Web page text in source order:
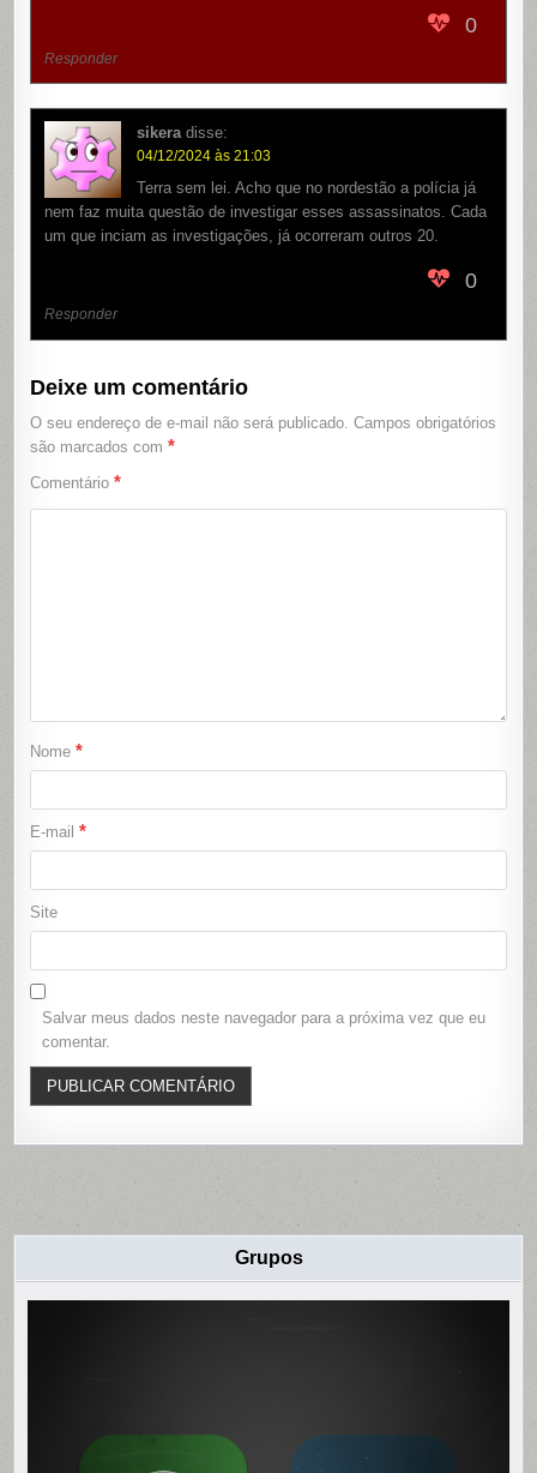
0
Responder
sikera disse:
04/12/2024 às 21:03
Terra sem lei. Acho que no nordestão a polícia já
nem faz muita questão de investigar esses assassinatos. Cada
um que inciam as investigações, já ocorreram outros 20.
0
Responder
Deixe um comentário
O seu endereço de e-mail não será publicado. Campos obrigatórios
são marcados com*
Comentário*
Nome*
E-mail*
Site
Salvar meus dados neste navegador para a próxima vez que eu
comentar.
Grupos